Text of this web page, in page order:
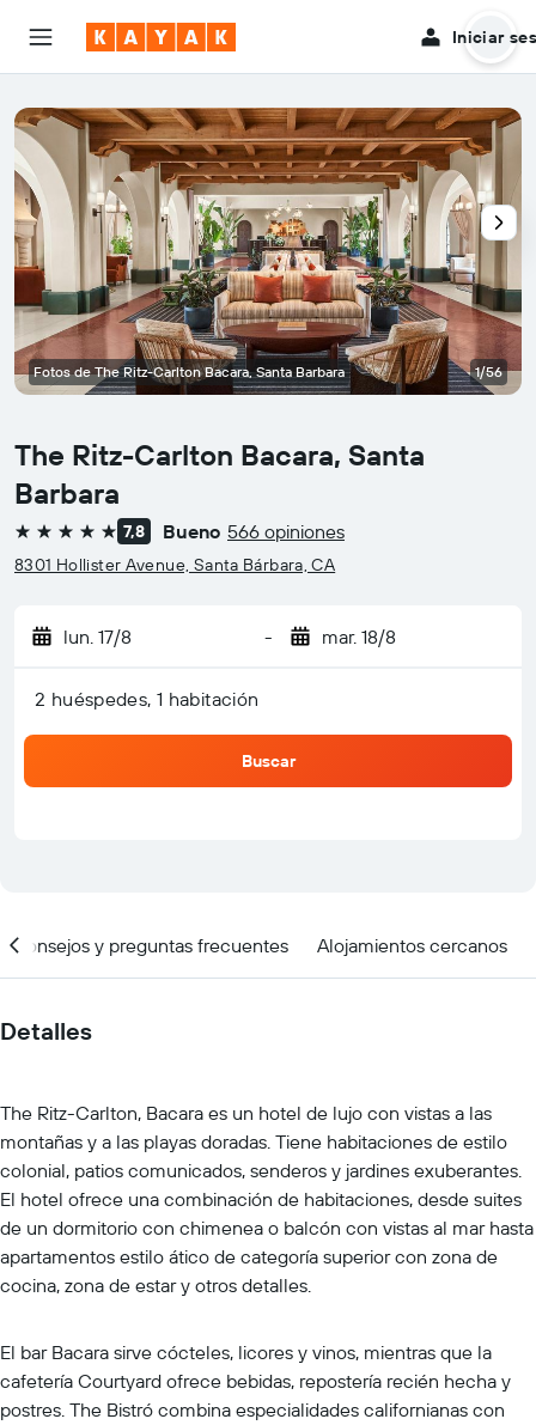
Iniciar
The Ritz-Carlton Bacara, Santa
Barbara
5 estrellas 7,8 Bueno 566 opiniones
8301 Hollister Avenue, Santa Bárbara, CA
lun. 17/8 - mar. 18/8
2 huéspedes, 1 habitación
Buscar
Fotos de The Ritz-Carlton Bacara, Santa Barbara 1/56
Consejos y preguntas frecuentes Alojamientos cercanos
Detalles
The Ritz-Carlton, Bacara es un hotel de lujo con vistas a las
montañas y a las playas doradas. Tiene habitaciones de estilo
colonial, patios comunicados, senderos y jardines exuberantes.
El hotel ofrece una combinación de habitaciones, desde suites
de un dormitorio con chimenea o balcón con vistas al mar hasta
apartamentos estilo ático de categoría superior con zona de
cocina, zona de estar y otros detalles.
El bar Bacara sirve cócteles, licores y vinos, mientras que la
cafetería Courtyard ofrece bebidas, repostería recién hecha y
postres. The Bistró combina especialidades californianas con